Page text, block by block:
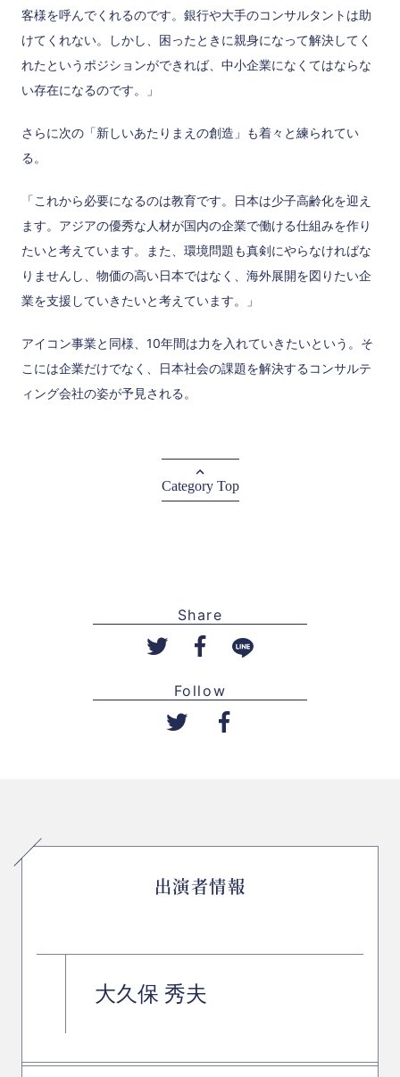
客様を呼んでくれるのです。銀行や大手のコンサルタントは助
けてくれない。しかし、困ったときに親身になって解決してく
れたというポジションができれば、中小企業になくてはならな
い存在になるのです。」
さらに次の「新しいあたりまえの創造」も着々と練られてい
る。
「これから必要になるのは教育です。日本は少子高齢化を迎え
ます。アジアの優秀な人材が国内の企業で働ける仕組みを作り
たいと考えています。また、環境問題も真剣にやらなければな
りませんし、物価の高い日本ではなく、海外展開を図りたい企
業を支援していきたいと考えています。」
アイコン事業と同様、10年間は力を入れていきたいという。そ
こには企業だけでなく、日本社会の課題を解決するコンサルテ
ィング会社の姿が予見される。
Category Top
Share
Follow
出演者情報
大久保 秀夫